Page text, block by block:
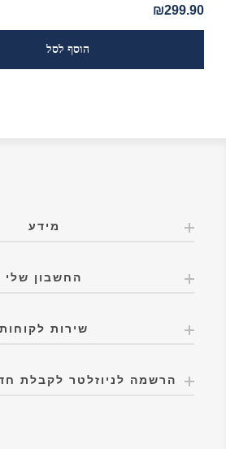
₪299.90
מידע
החשבון שלי
שירות לקוחות
הרשמה לניוזלטר לקבלת